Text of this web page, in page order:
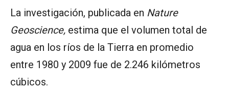
La investigación, publicada en Nature
Geoscience, estima que el volumen total de
agua en los ríos de la Tierra en promedio
entre 1980 y 2009 fue de 2.246 kilómetros
cúbicos.